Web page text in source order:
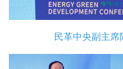
民革中央副主席